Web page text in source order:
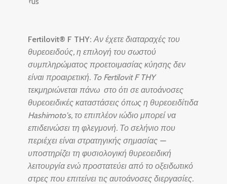
Fertilovit® F THY:Αν έχετε διαταραχές του
θυρεοειδούς, η επιλογή του σωστού
συμπληρώματος προετοιμασίας κύησης δεν
είναι προαιρετική. To Fertilovit F THY
τεκμηριώνεται πάνω στο ότι σε αυτοάνοσες
θυρεοειδικές καταστάσεις όπως η θυρεοειδίτιδα
Hashimoto's, το επιπλέον ιώδιο μπορεί να
επιδεινώσει τη φλεγμονή. Το σελήνιο που
περιέχει είναι στρατηγικής σημασίας —
υποστηρίζει τη φυσιολογική θυρεοειδική
λειτουργία ενώ προστατεύει από το οξειδωτικό
στρες που επιτείνει τις αυτοάνοσες διεργασίες.